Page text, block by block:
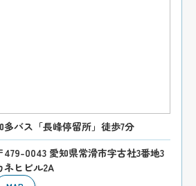
多バス「長峰停留所」徒歩7分
479-0043 愛知県常滑市字古社3番地3
ネヒビル2A